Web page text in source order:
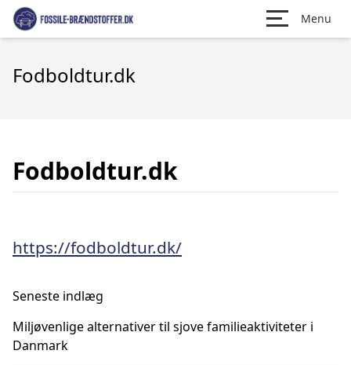
Menu
Fodboldtur.dk
Fodboldtur.dk
https://fodboldtur.dk/
Seneste indlæg
Miljøvenlige alternativer til sjove familieaktiviteter i
Danmark